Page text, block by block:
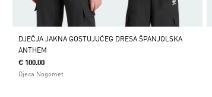
DJEČJA JAKNA GOSTUJUĆEG DRESA ŠPANJOLSKA
ANTHEM
€ 100.00
Djeca Nogomet